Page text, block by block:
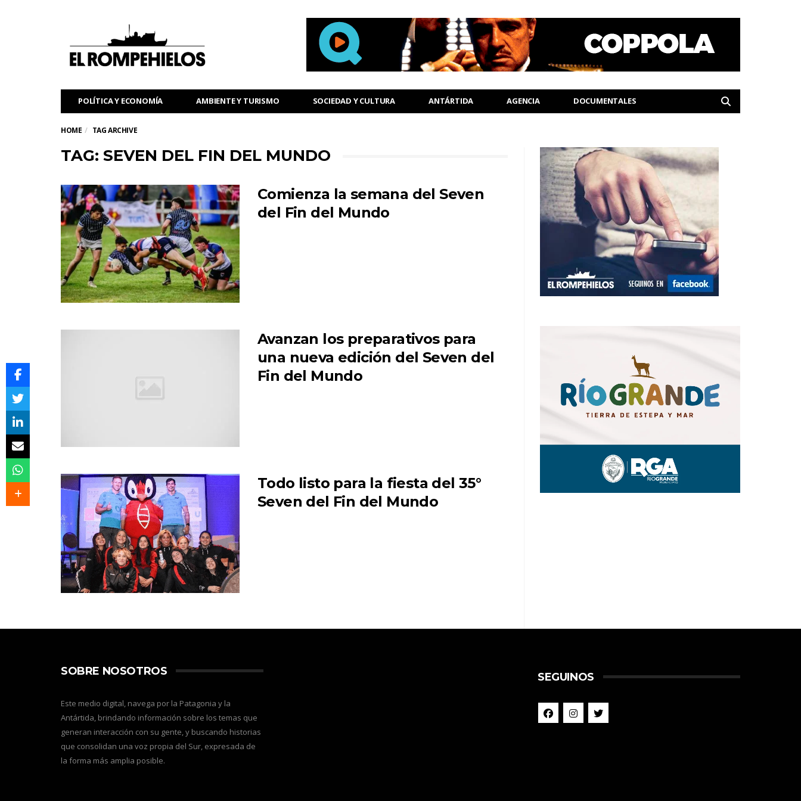
POLÍTICA Y ECONOMÍA AMBIENTE Y TURISMO SOCIEDAD Y CULTURA ANTÁRTIDA AGENCIA DOCUMENTALES
HOME TAG ARCHIVE
TAG: SEVEN DEL FIN DEL MUNDO
Comienza la semana del Seven
del Fin del Mundo
Avanzan los preparativos para
una nueva edición del Seven del
Fin del Mundo
Todo listo para la fiesta del 35°
Seven del Fin del Mundo
SOBRE NOSOTROS
Este medio digital, navega por la Patagonia y la
Antártida, brindando información sobre los temas que
generan interacción con su gente, y buscando historias
que consolidan una voz propia del Sur, expresada de
la forma más amplia posible.
SEGUINOS